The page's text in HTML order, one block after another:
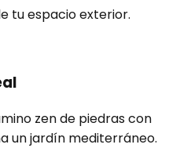
tu espacio exterior.
zen de piedras con
un jardín mediterráneo.